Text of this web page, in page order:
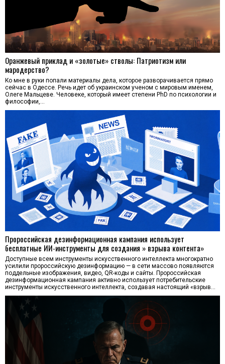
Оранжевый приклад и «золотые» стволы: Патриотизм или
мародерство?
Ко мне в руки попали материалы дела, которое разворачивается прямо
сейчас в Одессе. Речь идет об украинском ученом с мировым именем,
Олеге Мальцеве. Человеке, который имеет степени PhD по психологии и
философии,…
Пророссийская дезинформационная кампания использует
бесплатные ИИ-инструменты для создания » взрыва контента»
Доступные всем инструменты искусственного интеллекта многократно
усилили пророссийскую дезинформацию — в сети массово появляются
поддельные изображения, видео, QR-коды и сайты. Пророссийская
дезинформационная кампания активно использует потребительские
инструменты искусственного интеллекта, создавая настоящий «взрыв…